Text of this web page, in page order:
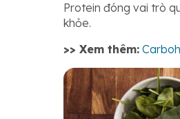
Protein đóng vai trò
khỏe.
>> Xem thêm: